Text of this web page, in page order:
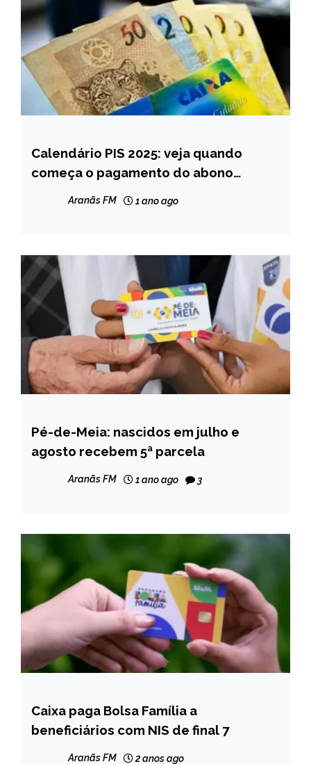
BRASIL
NOTÍCIAS
Calendário PIS 2025: veja quando
começa o pagamento do abono
Aranãs FM 1 ano ago
BRASIL
NOTÍCIAS
Pé-de-Meia: nascidos em julho e
agosto recebem 5ª parcela
Aranãs FM 1 ano ago 3
BRASIL
NOTÍCIAS
Caixa paga Bolsa Família a
beneficiários com NIS de final 7
Aranãs FM 2 anos ago